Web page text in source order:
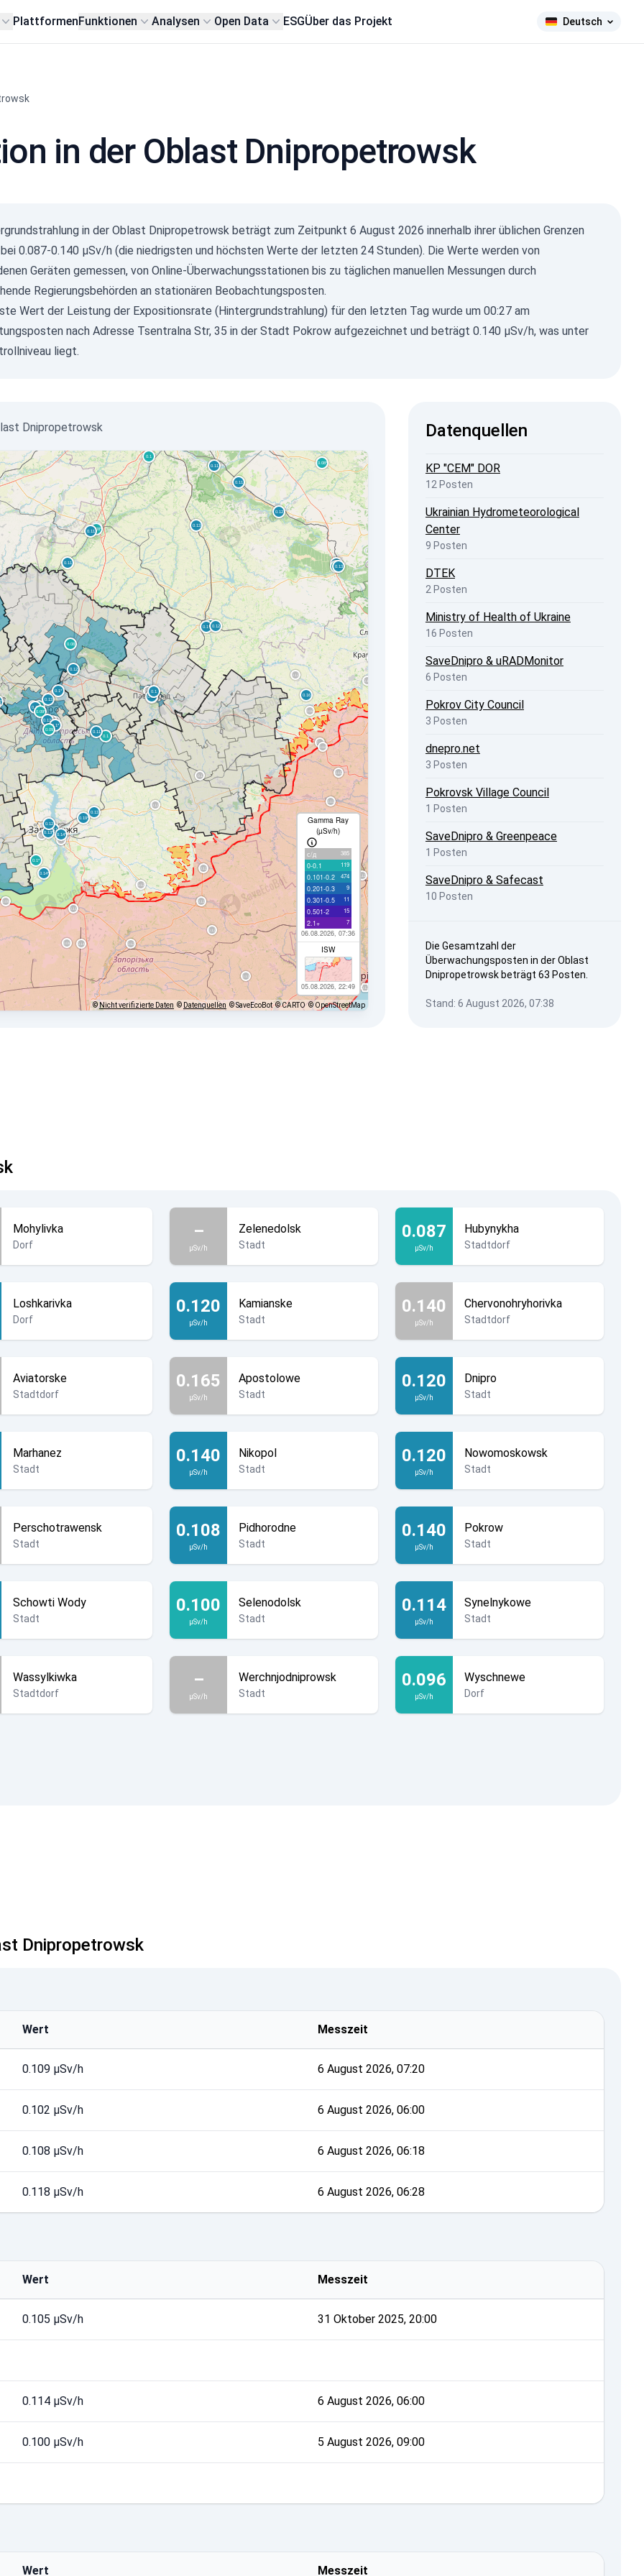
PlattformenFunktionen Analysen Open Data ESGÜber das Projekt Deutsch
in der Oblast Dnipropetrowsk
in der Oblast Dnipropetrowsk beträgt zum Zeitpunkt 6 August 2026 innerhalb ihrer üblichen Grenzen
0.087-0.140 µSv/h (die niedrigsten und höchsten Werte der letzten 24 Stunden). Die Werte werden von
Geräten gemessen, von Online-Überwachungsstationen bis zu täglichen manuellen Messungen durch
Regierungsbehörden an stationären Beobachtungsposten.
Wert der Leistung der Expositionsrate (Hintergrundstrahlung) für den letzten Tag wurde um 00:27 am
nach Adresse Tsentralna Str, 35 in der Stadt Pokrow aufgezeichnet und beträgt 0.140 µSv/h, was unter
liegt.
Dnipropetrowsk
Gamma Ray
(µSv/h)
с/д 385
0-0.1 119
0.101-0.2 474
0.201-0.3 9
0.301-0.5 11
0.501-2 15
2.1+ 7
06.08.2026, 07:36
ISW
05.08.2026, 22:49
©Nicht verifizierte Daten © Datenquellen © SaveEcoBot © CARTO © OpenStreetMap
Datenquellen
KP "CEM" DOR
12 Posten
Ukrainian Hydrometeorological
Center
9 Posten
DTEK
2 Posten
Ministry of Health of Ukraine
16 Posten
SaveDnipro & uRADMonitor
6 Posten
Pokrov City Council
3 Posten
dnepro.net
3 Posten
Pokrovsk Village Council
1 Posten
SaveDnipro & Greenpeace
1 Posten
SaveDnipro & Safecast
10 Posten
Die Gesamtzahl der
Überwachungsposten in der Oblast
Dnipropetrowsk beträgt 63 Posten.
Stand: 6 August 2026, 07:38
Mohylivka
Dorf
–
µSv/h
Zelenedolsk
Stadt
0.087
µSv/h
Hubynykha
Stadtdorf
Loshkarivka
Dorf
0.120
µSv/h
Kamianske
Stadt
0.140
µSv/h
Chervonohryhorivka
Stadtdorf
Aviatorske
Stadtdorf
0.165
µSv/h
Apostolowe
Stadt
0.120
µSv/h
Dnipro
Stadt
Marhanez
Stadt
0.140
µSv/h
Nikopol
Stadt
0.120
µSv/h
Nowomoskowsk
Stadt
Perschotrawensk
Stadt
0.108
µSv/h
Pidhorodne
Stadt
0.140
µSv/h
Pokrow
Stadt
Schowti Wody
Stadt
0.100
µSv/h
Selenodolsk
Stadt
0.114
µSv/h
Synelnykowe
Stadt
Wassylkiwka
Stadtdorf
–
µSv/h
Werchnjodniprowsk
Stadt
0.096
µSv/h
Wyschnewe
Dorf
Dnipropetrowsk
Wert Messzeit
0.109 µSv/h 6 August 2026, 07:20
0.102 µSv/h 6 August 2026, 06:00
0.108 µSv/h 6 August 2026, 06:18
0.118 µSv/h 6 August 2026, 06:28
Wert Messzeit
0.105 µSv/h 31 Oktober 2025, 20:00
0.114 µSv/h 6 August 2026, 06:00
0.100 µSv/h 5 August 2026, 09:00
Wert Messzeit